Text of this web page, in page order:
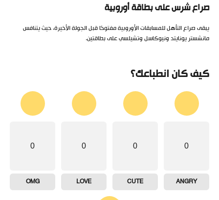
صراع شرس على بطاقة أوروبية
يبقى صراع التأهل للمسابقات الأوروبية مفتوحًا قبل الجولة الأخيرة، حيث يتنافس
مانشستر يونايتد ونيوكاسل وتشيلسي على بطاقتين.
كيف كان انطباعك؟
0
ANGRY
0
CUTE
0
LOVE
0
OMG